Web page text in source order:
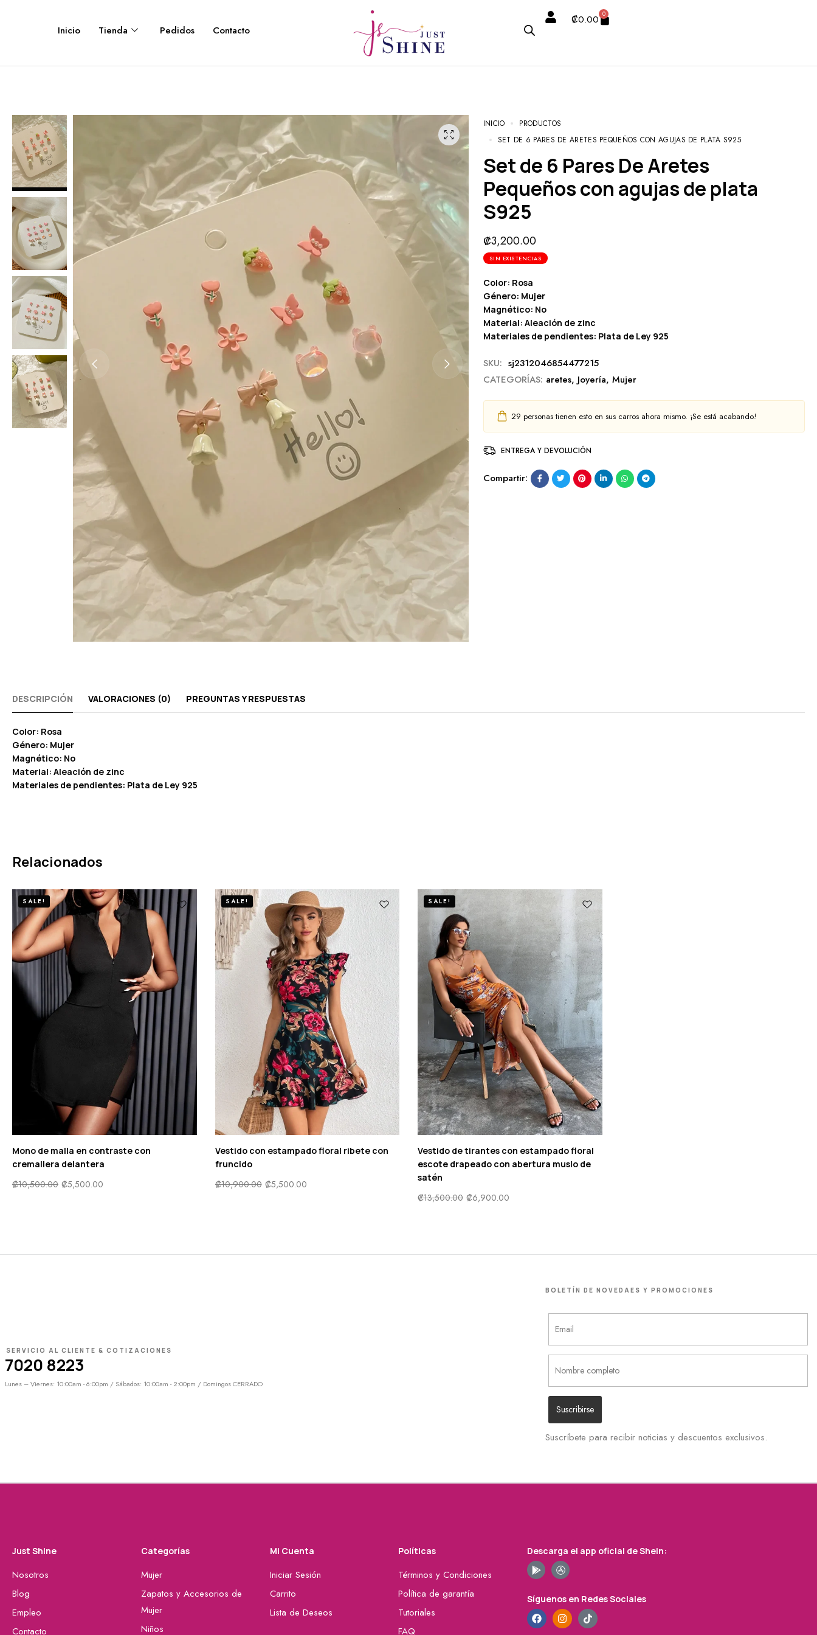
Inicio Tienda Pedidos Contacto
₡0.00 0
INICIO
PRODUCTOS
SET DE 6 PARES DE ARETES PEQUEÑOS CON AGUJAS DE PLATA S925
Set de 6 Pares De Aretes
Pequeños con agujas de plata
S925
₡3,200.00
SIN EXISTENCIAS
Color: Rosa
Género: Mujer
Magnético: No
Material: Aleación de zinc
Materiales de pendientes: Plata de Ley 925
SKU: sj2312046854477215
CATEGORÍAS: aretes, Joyería, Mujer
29 personas tienen esto en sus carros ahora mismo. ¡Se está acabando!
ENTREGA Y DEVOLUCIÓN
Compartir:
DESCRIPCIÓN VALORACIONES (0) PREGUNTAS Y RESPUESTAS
Color: Rosa
Género: Mujer
Magnético: No
Material: Aleación de zinc
Materiales de pendientes: Plata de Ley 925
Relacionados
SALE!
Mono de malla en contraste con
cremallera delantera
₡10,500.00 ₡5,500.00
SALE!
Vestido con estampado floral ribete con
fruncido
₡10,900.00 ₡5,500.00
SALE!
Vestido de tirantes con estampado floral
escote drapeado con abertura muslo de
satén
₡13,500.00 ₡6,900.00
SERVICIO AL CLIENTE & COTIZACIONES
7020 8223
Lunes – Viernes: 10:00am - 6:00pm / Sábados: 10:00am - 2:00pm / Domingos CERRADO
BOLETÍN DE NOVEDAES Y PROMOCIONES
Suscríbete para recibir noticias y descuentos exclusivos.
Just Shine
Nosotros
Blog
Empleo
Contacto
Categorías
Mujer
Zapatos y Accesorios de
Mujer
Niños
Mi Cuenta
Iniciar Sesión
Carrito
Lista de Deseos
Políticas
Términos y Condiciones
Política de garantía
Tutoriales
FAQ
Descarga el app oficial de Shein:
Síguenos en Redes Sociales